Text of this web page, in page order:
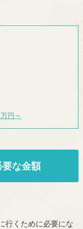
円～
な金額
行くために必要にな